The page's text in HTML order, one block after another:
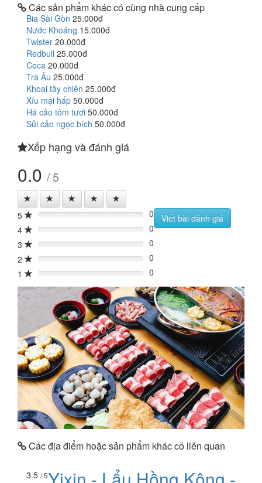
Các sản phẩm khác có cùng nhà cung cấp
Bia Sài Gòn 25.000đ
Nước Khoáng 15.000đ
Twister 20.000đ
Redbull 25.000đ
Coca 20.000đ
Trà Âu 25.000đ
Khoai tây chiên 25.000đ
Xíu mại hấp 50.000đ
Há cảo tôm tươi 50.000đ
Sủi cảo ngọc bích 50.000đ
Xếp hạng và đánh giá
0.0 / 5
5 0%
0
4
0%
0
3
0%
0
2
0%
0
1
0% 0
Viết bài đánh giá
Các địa điểm hoặc sản phẩm khác có liên quan
3.5 / 5